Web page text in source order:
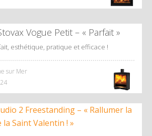
Vogue Petit – « Parfait »
esthétique, pratique et efficace !
sur Mer